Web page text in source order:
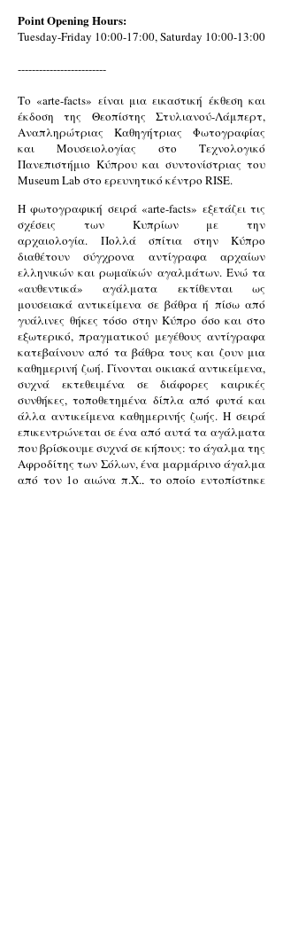
Point Opening Hours:
Tuesday-Friday 10:00-17:00, Saturday 10:00-13:00
-------------------------
Το «arte-facts» είναι μια εικαστική έκθεση και
έκδοση της Θεοπίστης Στυλιανού-Λάμπερτ,
Αναπληρώτριας Καθηγήτριας Φωτογραφίας
και Μουσειολογίας στο Τεχνολογικό
Πανεπιστήμιο Κύπρου και συντονίστριας του
Museum Lab στο ερευνητικό κέντρο RISE.
H φωτογραφική σειρά «arte-facts» εξετάζει τις
σχέσεις των Κυπρίων με την
αρχαιολογία. Πολλά σπίτια στην Κύπρο
διαθέτουν σύγχρονα αντίγραφα αρχαίων
ελληνικών και ρωμαϊκών αγαλμάτων. Ενώ τα
«αυθεντικά» αγάλματα εκτίθενται ως
μουσειακά αντικείμενα σε βάθρα ή πίσω από
γυάλινες θήκες τόσο στην Κύπρο όσο και στο
εξωτερικό, πραγματικού μεγέθους αντίγραφα
κατεβαίνουν από τα βάθρα τους και ζουν μια
καθημερινή ζωή. Γίνονται οικιακά αντικείμενα,
συχνά εκτεθειμένα σε διάφορες καιρικές
συνθήκες, τοποθετημένα δίπλα από φυτά και
άλλα αντικείμενα καθημερινής ζωής. Η σειρά
επικεντρώνεται σε ένα από αυτά τα αγάλματα
που βρίσκουμε συχνά σε κήπους: το άγαλμα της
Αφροδίτης των Σόλων, ένα μαρμάρινο άγαλμα
από τον 1ο αιώνα π.Χ., το οποίο εντοπίστηκε